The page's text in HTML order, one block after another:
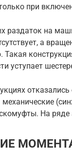
при
раздаток на
а
Такая
уступает
На